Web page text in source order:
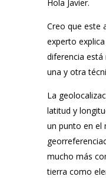
Hola Javier.
Creo que este
experto
diferencia está
una y otra
La
latitud y
un punto en el
mucho más
tierra como